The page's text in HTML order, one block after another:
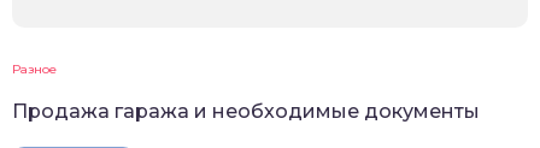
Разное
Продажа гаража и необходимые документы